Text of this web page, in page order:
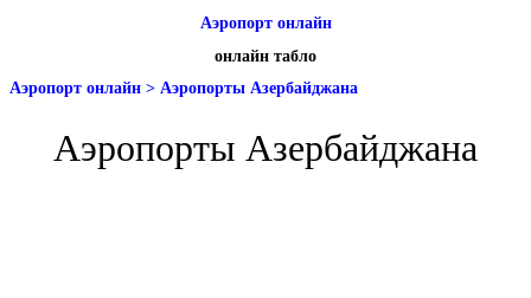
Аэропорт онлайн
онлайн табло
Аэропорт онлайн > Аэропорты Азербайджана
Аэропорты Азербайджана